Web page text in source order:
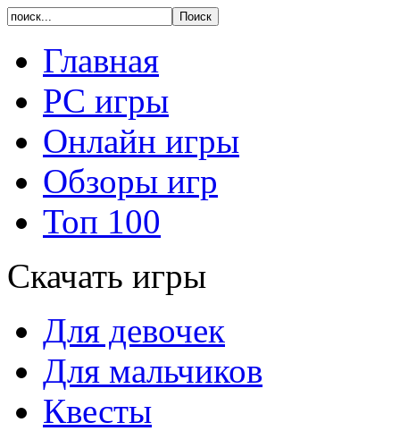
Главная
PC игры
Онлайн игры
Обзоры игр
Топ 100
Скачать игры
Для девочек
Для мальчиков
Квесты